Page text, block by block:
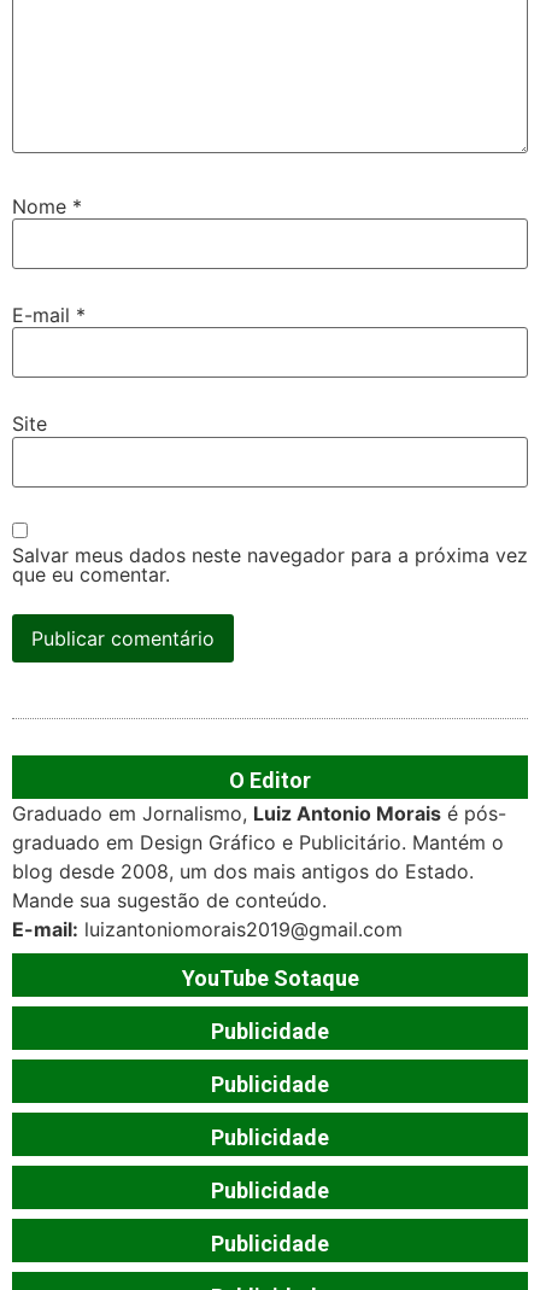
Nome *
E-mail *
Site
Salvar meus dados neste navegador para a próxima vez
que eu comentar.
O Editor
Graduado em Jornalismo, Luiz Antonio Morais é pós-
graduado em Design Gráfico e Publicitário. Mantém o
blog desde 2008, um dos mais antigos do Estado.
Mande sua sugestão de conteúdo.
E-mail: luizantoniomorais2019@gmail.com
YouTube Sotaque
Publicidade
Publicidade
Publicidade
Publicidade
Publicidade